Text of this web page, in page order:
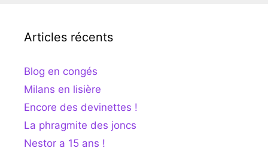
Articles récents
Blog en congés
Milans en lisière
Encore des devinettes !
La phragmite des joncs
Nestor a 15 ans !